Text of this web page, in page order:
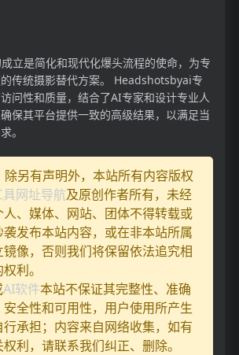
立是简化和现代化爆头流程的使命，为专
传统摄影替代方案。 Headshotsbyai专
问性和质量，结合了AI专家和设计专业人
保其平台提供一致的高级结果，以满足当
。
另有声明外，本站所有内容版权
网址导航及原创作者所有，未经
人、媒体、网站、团体不得转载或
发布本站内容，或在非本站所属
像，否则我们将保留依法追究相
利。
AI软件本站不保证其完整性、准确
全性和可用性，用户使用所产生
承担；内容来自网络收集，如有
利，请联系我们纠正、删除。